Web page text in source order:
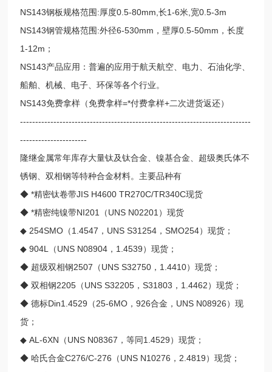
NS143钢板规格范围:厚度0.5-80mm,长1-6米,宽0.5-3m
NS143钢管规格范围:外径6-530mm，壁厚0.5-50mm，长度
1-12m；
NS143产品应用：普遍的应用于航天航空、电力、石油化学、
船舶、机械、电子、环保等各个行业。
NS143免费拿样（免费拿样=*付费拿样+二次进货返还）
----------------------------------------------------------------------------
----------------------
隆继金属常年库存大量钛及钛合金、镍基合金、超级奥氏体不
锈钢、双相钢等特种合金材料。主要品种有
◆ *精密钛卷带JIS H4600 TR270C/TR340C现货
◆ *精密纯镍带NI201（UNS N02201）现货
◆ 254SMO（1.4547，UNS S31254，SMO254）现货；
◆ 904L（UNS N08904，1.4539）现货；
◆ 超级双相钢2507（UNS S32750，1.4410）现货；
◆ 双相钢2205（UNS S32205，S31803，1.4462）现货；
◆ 德标Din1.4529（25-6MO，926合金，UNS N08926）现
货；
◆ AL-6XN（UNS N08367，等同1.4529）现货；
◆ 哈氏合金C276/C-276（UNS N10276，2.4819）现货；